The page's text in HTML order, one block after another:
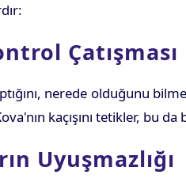
Çatışması
nerede olduğunu
kaçışını tetikler, bu da
Uyuşmazlığı